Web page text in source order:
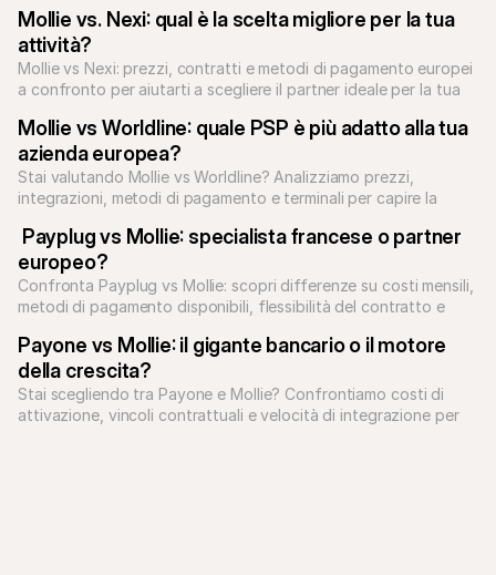
Mollie vs. Nexi: qual è la scelta migliore per la tua
attività?
Mollie vs Nexi: prezzi, contratti e metodi di pagamento europei
a confronto per aiutarti a scegliere il partner ideale per la tua
Mollie vs Worldline: quale PSP è più adatto alla tua
azienda europea?
Stai valutando Mollie vs Worldline? Analizziamo prezzi,
integrazioni, metodi di pagamento e terminali per capire la
europeo?
Confronta Payplug vs Mollie: scopri differenze su costi mensili,
metodi di pagamento disponibili, flessibilità del contratto e
Payone vs Mollie: il gigante bancario o il motore
della crescita?
Stai scegliendo tra Payone e Mollie? Confrontiamo costi di
attivazione, vincoli contrattuali e velocità di integrazione per